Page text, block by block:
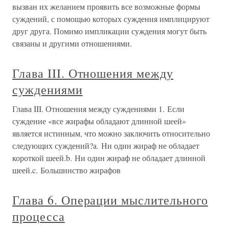
вызван их желанием проявить все возможные формы
суждений, с помощью которых суждения имплицируют
друг друга. Помимо импликации суждения могут быть
связаны и другими отношениями.
Глава III. Отношения между
суждениями
Глава III. Отношения между суждениями 1. Если
суждение «все жирафы обладают длинной шеей»
является истинным, что можно заключить относительно
следующих суждений?a. Ни один жираф не обладает
короткой шеей.b. Ни один жираф не обладает длинной
шеей.c. Большинство жирафов
Глава 6. Операции мыслительного
процесса